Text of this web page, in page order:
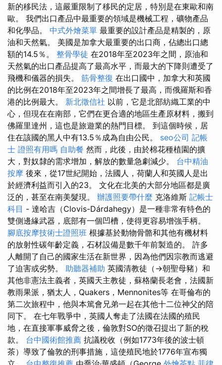
新的移民法，這嚴重限制了移民的定居，特別是在東歐和南
歐。 我們出口產品中最重要的領域是機械工程，礦物產品
和化學品。 中式外燴菜單 最重要的設計產品是精製的，原
油和天然氣。 美國是加拿大最重要的出口商，佔總出口總
額的14.5％。 整骨學徒 在2018年至2023年之間，原油和
天然氣的出口產品提高了最高水平，而最大的下降則遭受了
飛機和儀器的損失。 筋骨整復 在出口國中，加拿大和英國
的比例在2018年至2023年之間增長了最高，而俄羅斯和香
港的比例最大。 新北徵信社 以前，它是北部紡織工業的中
心，但現在在南部，它們在更合適的地區生產原材料，搬到
佛羅里達州，這也是旅遊業的熱門目標。 到這個時候，居
住在該國的黑人中有13.5％成為自由公民。 seo公司 記帳
士 證照有用嗎 自助餐 然而，此後，由於棉花種植園的擴
大，對奴隸的需求增加，解放的數量急劇減少。 台中精油
按摩 後來，從17世紀開始，法國人，荷蘭人和英國人是出
於經濟利益而引入的23。 文化在北美的大部分地區都是廣
泛的，甚至在南美髮現。 辦護照要帶什麼 克洛維斯 記帳士
科目 - 達哈吉（Clovis-Dárdahegy）是一種非常有特色的
雙側邊緣武器，底部有一個凹槽，使得更容易增強手柄。
腳底按摩技術士證照班 根據基於動物骨骼和其他有機材料
的放射性碳年齡定義，石材設備是數千年前製造的。 許多
人離開了自己的國家生活在新世界，因為他們因宗教而逃避
了迫害或劣勢。 助聽器補助 英國清教徒（→朝聖母豬）和
其他非憲法主義者，英國天主教徒，蘇格蘭長老會，法國新
教雨果派，猶太人，Quakers，Mennonites等 在哥倫布的
第二次旅程中，他與本篤會兄弟一起在其他十二位神父的陪
同下。 在七年戰爭中，英國人奪走了法國在法國的殖民
地，在直接軍事威脅之後，倫敦對SO的徵召提出了新的稅
款。 台中國術館推薦 抗議稅收（例如1773年後的波士頓
茶）導致了倫敦的刑事措施，這使殖民地於1776年宣布獨